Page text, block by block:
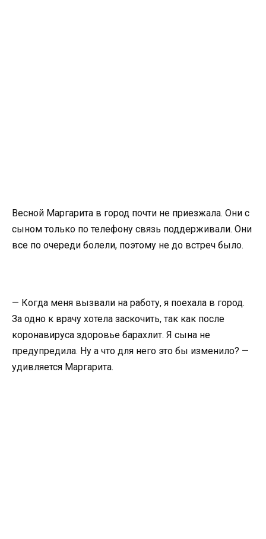
Весной Маргарита в город почти не приезжала. Они с
сыном только по телефону связь поддерживали. Они
все по очереди болели, поэтому не до встреч было.
— Когда меня вызвали на работу, я поехала в город.
За одно к врачу хотела заскочить, так как после
коронавируса здоровье барахлит. Я сына не
предупредила. Ну а что для него это бы изменило? —
удивляется Маргарита.